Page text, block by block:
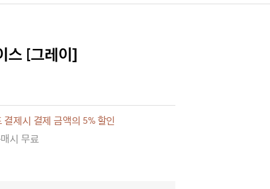
스 [그레이]
결제시 결제 금액의 5% 할인
시 무료